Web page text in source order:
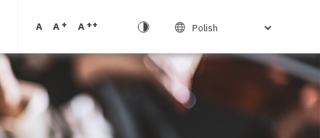
A A + A ++